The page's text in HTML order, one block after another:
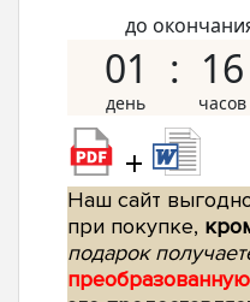
до
01 16
+
Наш сайт
при покупке,
подарок